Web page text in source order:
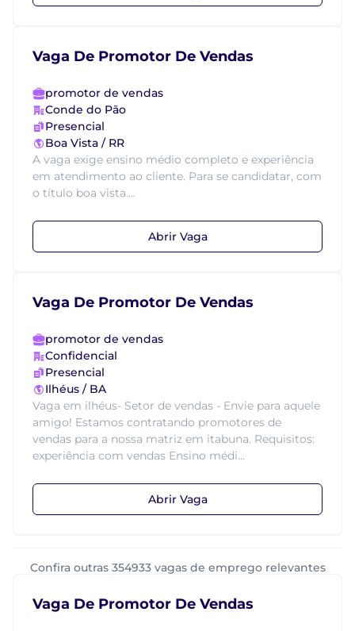
Vaga De Promotor De Vendas
promotor de vendas
Conde do Pão
Presencial
Boa Vista / RR
A vaga exige ensino médio completo e experiência
em atendimento ao cliente. Para se candidatar, com
o título boa vista....
Abrir Vaga
Vaga De Promotor De Vendas
promotor de vendas
Confidencial
Presencial
Ilhéus / BA
Vaga em ilhéus- Setor de vendas - Envie para aquele
amigo! Estamos contratando promotores de
vendas para a nossa matriz em itabuna. Requisitos:
experiência com vendas Ensino médi...
Abrir Vaga
Confira outras 354933 vagas de emprego relevantes
Vaga De Promotor De Vendas